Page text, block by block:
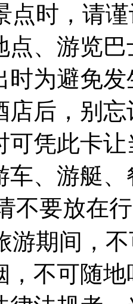
点时，请
点、游览
时为避免
店后，别
可凭此卡
车、游艇
不要放在
游期间，
，不可随